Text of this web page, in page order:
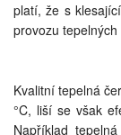
platí, že s
provozu
Kvalitní tepelná
°C, liší se však
Například